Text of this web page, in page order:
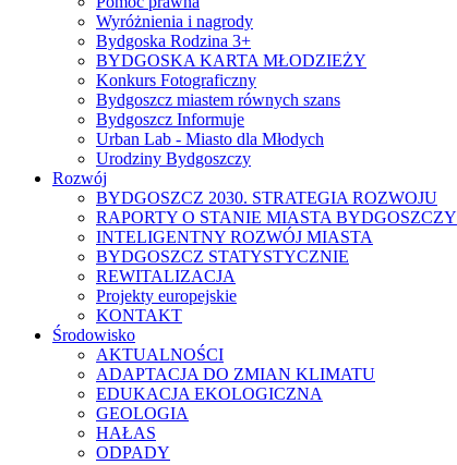
Wyróżnienia i nagrody
Bydgoska Rodzina 3+
BYDGOSKA KARTA MŁODZIEŻY
Konkurs Fotograficzny
Bydgoszcz miastem równych szans
Bydgoszcz Informuje
Urban Lab - Miasto dla Młodych
Urodziny Bydgoszczy
Rozwój
BYDGOSZCZ 2030. STRATEGIA ROZWOJU
RAPORTY O STANIE MIASTA BYDGOSZCZY
INTELIGENTNY ROZWÓJ MIASTA
BYDGOSZCZ STATYSTYCZNIE
REWITALIZACJA
Projekty europejskie
KONTAKT
Środowisko
AKTUALNOŚCI
ADAPTACJA DO ZMIAN KLIMATU
EDUKACJA EKOLOGICZNA
GEOLOGIA
HAŁAS
ODPADY